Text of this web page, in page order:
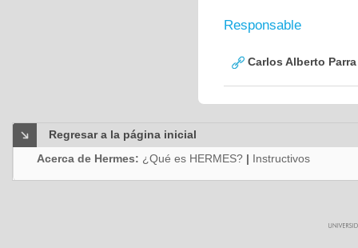
Responsable
Carlos Alberto
Regresar a la página inicial
Acerca de Hermes: ¿Qué es HERMES? | Instructivos